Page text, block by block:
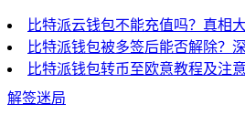
比特派云钱包不能充值吗？真相
比特派钱包被多签后能否解除？
比特派钱包转币至欧意教程及注
解签迷局